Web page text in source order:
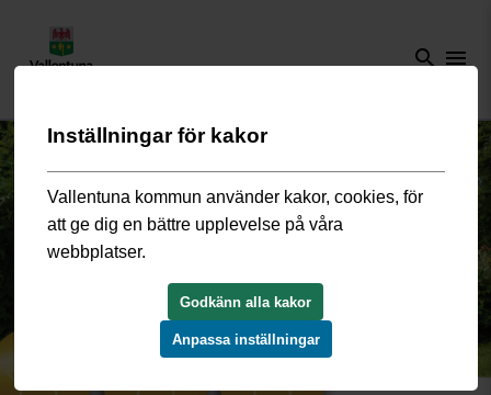
search menu
Inställningar för kakor
Vallentuna kommun använder kakor, cookies, för
att ge dig en bättre upplevelse på våra
webbplatser.
Godkänn alla kakor
Anpassa inställningar